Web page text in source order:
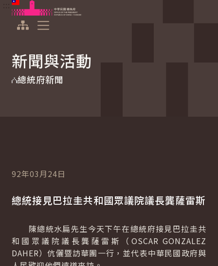
跳到主要內容
中華民國總統府
新聞與活動
總統府新聞
92年03月24日
總統接見巴拉圭共和國眾議院議長龔薩雷斯
陳總統水扁先生今天下午在總統府接見巴拉圭共
和國眾議院議長龔薩雷斯（OSCAR GONZALEZ
DAHER）伉儷暨訪華團一行，並代表中華民國政府與